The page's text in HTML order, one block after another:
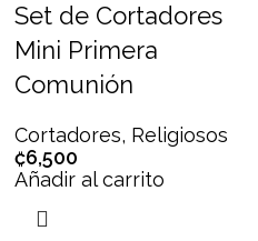
Set de Cortadores
Mini Primera
Comunión
Cortadores, Religiosos
₡6,500
Añadir al carrito